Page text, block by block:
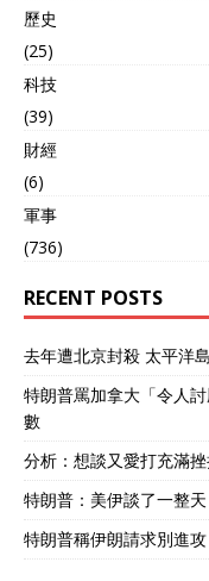
歷史
(25)
科技
(39)
財經
(6)
軍事
(736)
RECENT POSTS
去年遭北京封殺 太平洋
特朗普罵加拿大「令人
數
分析：想談又愛打充滿
特朗普：美伊談了一整
特朗普稱伊朗請求別進